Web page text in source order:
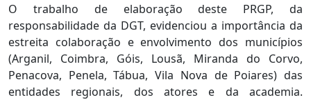
O trabalho de elaboração deste PRGP, da
responsabilidade da DGT, evidenciou a importância da
estreita colaboração e envolvimento dos municípios
(Arganil, Coimbra, Góis, Lousã, Miranda do Corvo,
Penacova, Penela, Tábua, Vila Nova de Poiares) das
entidades regionais, dos atores e da academia.